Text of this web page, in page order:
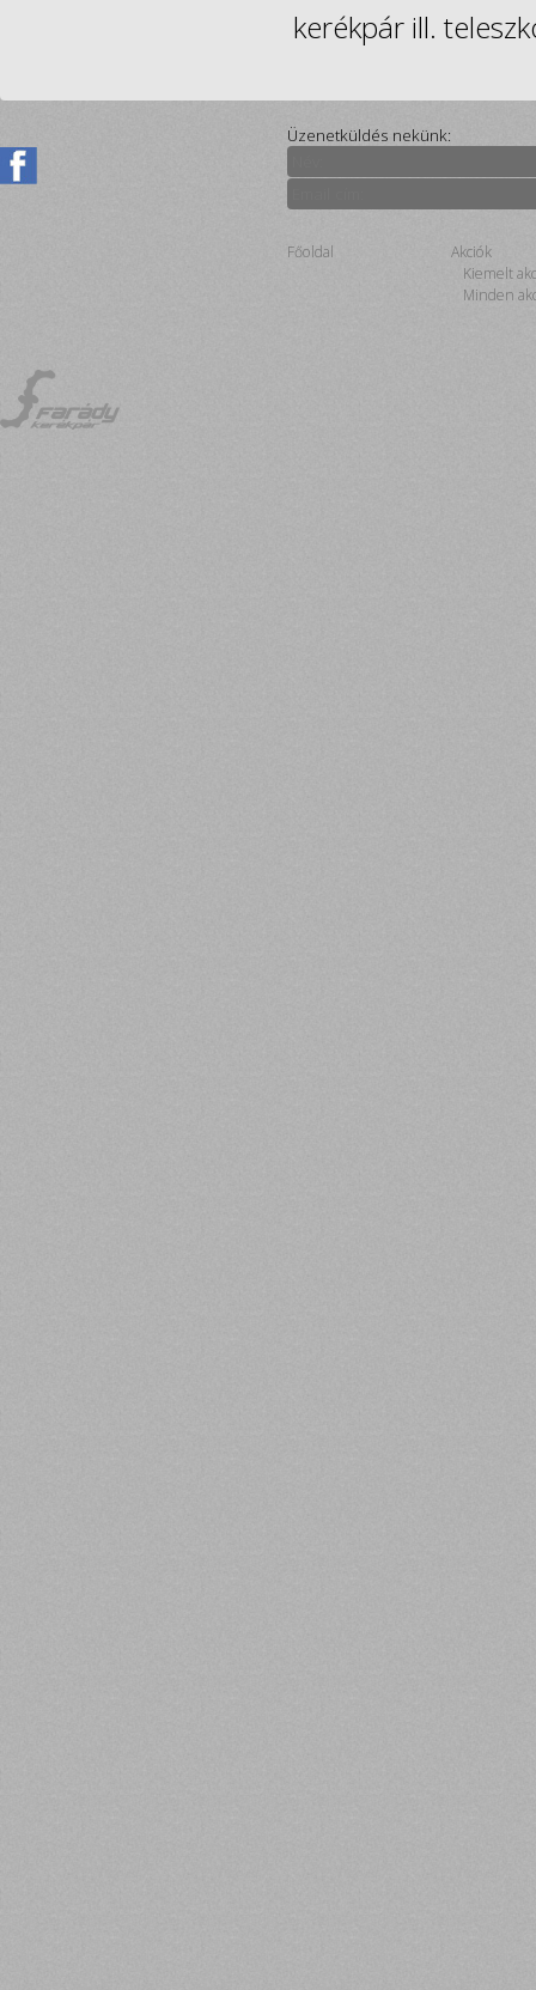
kerékpár ill.
Üzenetküldés nekünk:
Főoldal
Akciók
Kiemelt
Minden